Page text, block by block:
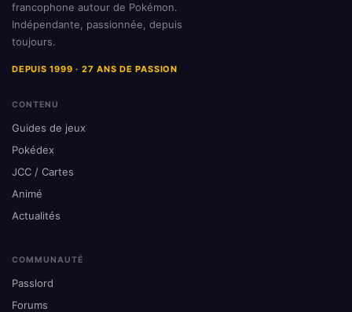
francophone autour de Pokémon.
Indépendante, passionnée, depuis
toujours.
DEPUIS 1999 · 27 ANS DE PASSION
CONTENU
Guides de jeux
Pokédex
JCC / Cartes
Animé
Actualités
COMMUNAUTÉ
Passlord
Forums